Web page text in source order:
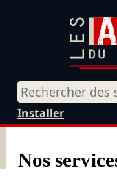
Installer
Nos